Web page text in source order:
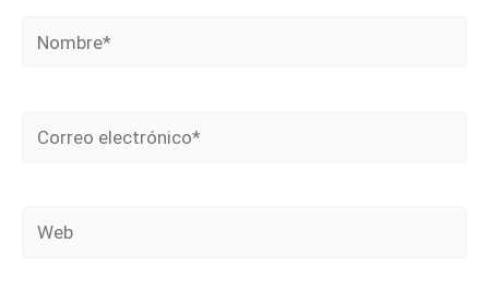
Nombre*
Correo
Web